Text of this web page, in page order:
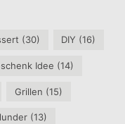
(30) DIY (16)
Idee (14)
Grillen (15)
(13)